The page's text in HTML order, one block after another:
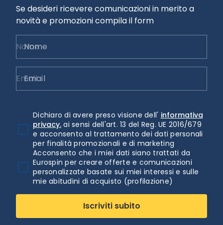
Se desideri ricevere comunicazioni in merito a
novità e promozioni compila il form
Nome
Email
Dichiaro di avere preso visione dell' informativa
privacy. ai sensi dell'art. 13 del Reg. UE 2016/679
e acconsento al trattamento dei dati personali
per finalità promozionali e di marketing
Acconsento che i miei dati siano trattati da
Eurospin per creare offerte e comunicazioni
personalizzate basate sui miei interessi e sulle
mie abitudini di acquisto (profilazione)
Iscriviti subito